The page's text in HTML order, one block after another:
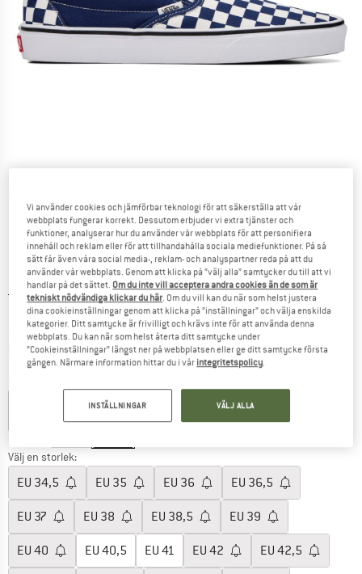
Ursprungligt pris :
79,95€
Pris:
59,96€ inkl. moms
KR656,29
plus fraktkostnaderInformation om fraktkostnader. Öppnas i en inforuta
Välj en storlek:
EU 34,5 EU 35 EU 36 EU 36,5
EU 37 EU 38 EU 38,5 EU 39
EU 40 EU 40,5 EU 41 EU 42 EU 42,5
Vi använder cookies och jämförbar teknologi för att säkerställa att vår
webbplats fungerar korrekt. Dessutom erbjuder vi extra tjänster och
funktioner, analyserar hur du använder vår webbplats för att personifiera
innehåll och reklam eller för att tillhandahålla sociala mediefunktioner. På så
sätt får även våra social media-, reklam- och analyspartner reda på att du
använder vår webbplats. Genom att klicka på ”välj alla” samtycker du till att vi
handlar på det sättet. Om du inte vill acceptera andra cookies än de som är
tekniskt nödvändiga klickar du här . Om du vill kan du när som helst justera
dina cookieinställningar genom att klicka på ”inställningar” och välja enskilda
kategorier. Ditt samtycke är frivilligt och krävs inte för att använda denna
webbplats. Du kan när som helst återta ditt samtycke under
”Cookieinställningar” längst ner på webbplatsen eller ge ditt samtycke första
gången. Närmare information hittar du i vår integritetspolicy
INSTÄLLNINGAR VÄLJ ALLA